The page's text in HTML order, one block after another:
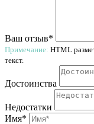
Ваш отзыв*
Примечание: HTML
текст.
Достоинства
Недостатки
Имя*